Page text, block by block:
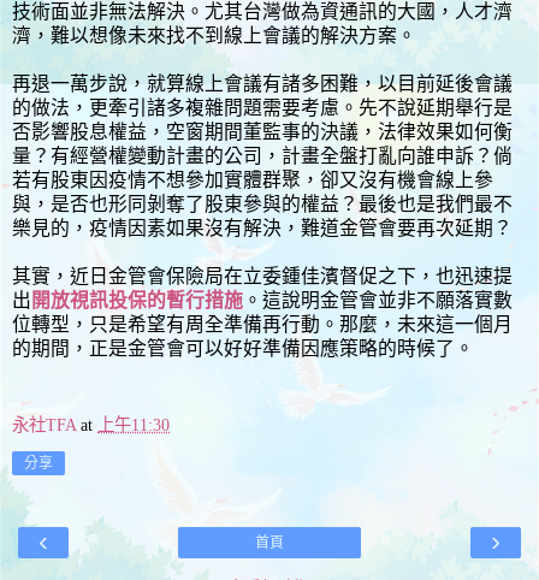
技術面並非無法解決。尤其台灣做為資通訊的大國，人才濟
濟，難以想像未來找不到線上會議的解決方案。
再退一萬步說，就算線上會議有諸多困難，以目前延後會議
的做法，更牽引諸多複雜問題需要考慮。先不說延期舉行是
否影響股息權益，空窗期間董監事的決議，法律效果如何衡
量？有經營權變動計畫的公司，計畫全盤打亂向誰申訴？倘
若有股東因疫情不想參加實體群聚，卻又沒有機會線上參
與，是否也形同剝奪了股東參與的權益？最後也是我們最不
樂見的，疫情因素如果沒有解決，難道金管會要再次延期？
其實，近日金管會保險局在立委鍾佳濱督促之下，也迅速提
出 開放視訊投保的暫行措施 。這說明金管會並非不願落實數
位轉型，只是希望有周全準備再行動。那麼，未來這一個月
的期間，正是金管會可以好好準備因應策略的時候了。
永社TFA at 上午11:30
分享
‹ ›
首頁